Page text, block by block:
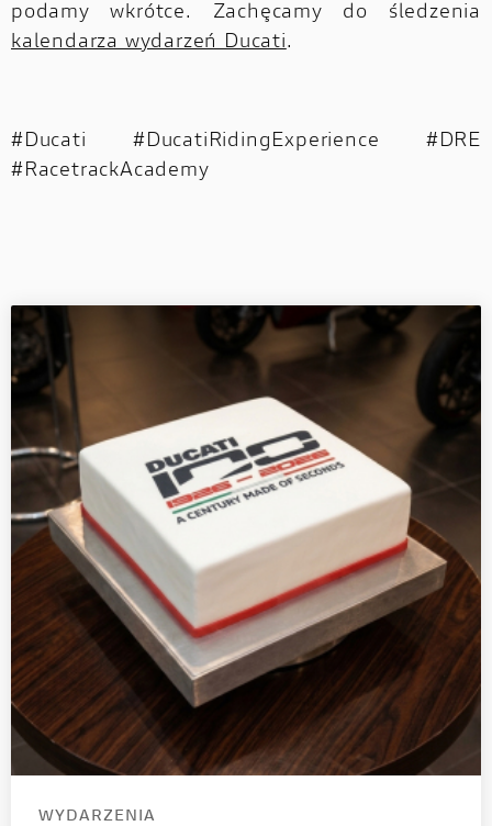
podamy wkrótce. Zachęcamy do śledzenia
kalendarza wydarzeń Ducati.
#Ducati #DucatiRidingExperience #DRE
#RacetrackAcademy
WYDARZENIA